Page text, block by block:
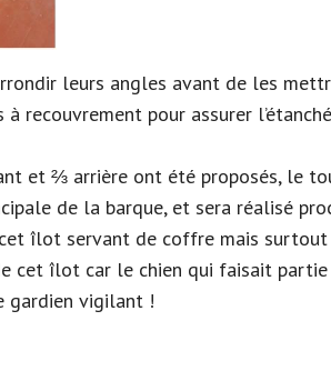
leurs angles avant de les
pour assurer
et ⅔ arrière ont été proposés, le
de la barque, et sera réalisé
îlot servant de coffre mais
cet îlot car le chien qui faisait
gardien vigilant !